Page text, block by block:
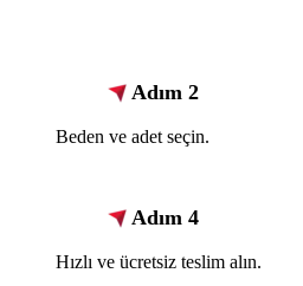
Adım 2
Beden ve adet seçin.
Adım 4
Hızlı ve ücretsiz teslim alın.